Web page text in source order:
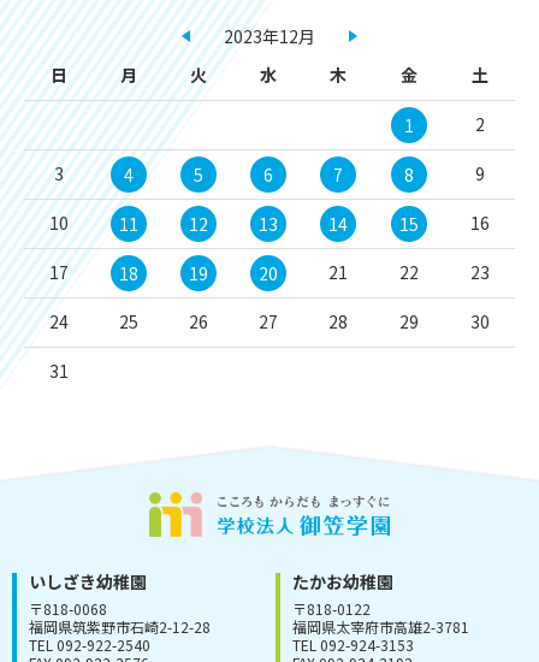
2023年12月
日
月 火 水 木 金 土
1 2
3 4 5 6 7 8 9
10 11 12 13 14 15 16
17 18 19 20 21 22 23
24 25 26 27 28 29 30
31
いしざき幼稚園
〒818-0068
福岡県筑紫野市石崎2-12-28
TEL 092-922-2540
たかお幼稚園
〒818-0122
福岡県太宰府市高雄2-3781
TEL 092-924-3153